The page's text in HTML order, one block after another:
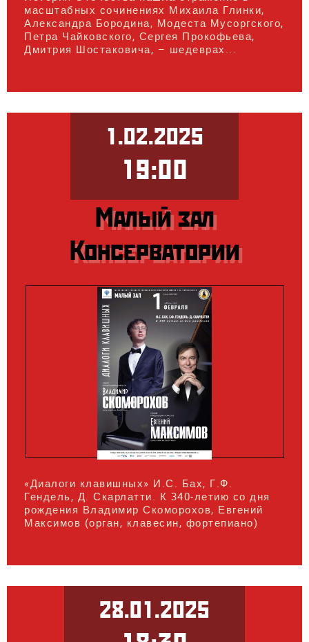
масштабных сочинениях Михаила Глинки,
Александра Бородина, Модеста Мусоргского,
Петра Чайковского, Сергея Прокофьева,
Дмитрия Шостаковича, – шедеврах...
1.02.2025
19:00
Малый зал
Консерватории
«Диалоги клавишных» И.С. Бах, Г.Ф.
Гендель, Д. Скарлатти. К 340-летию со дня
рождения Владимир Скоморохов, Евгений
Максимов (орган, клавесин, фортепиано)
28.01.2025